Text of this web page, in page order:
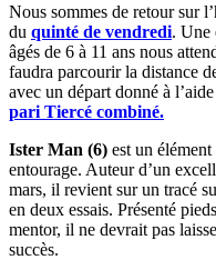
Nous sommes de retour sur
du quinté de vendredi. Une
âgés de 6 à 11 ans nous
faudra parcourir la distance
avec un départ donné à
pari Tiercé combiné.
Ister Man (6) est un
entourage. Auteur d’un
mars, il revient sur un tracé
en deux essais. Présenté
mentor, il ne devrait pas
succès.